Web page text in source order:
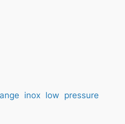
inox low pressure